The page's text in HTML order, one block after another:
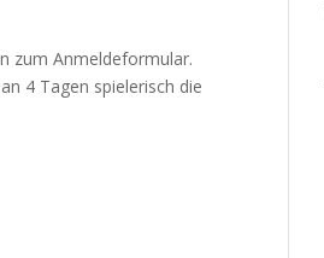
zum Anmeldeformular.
4 Tagen spielerisch die